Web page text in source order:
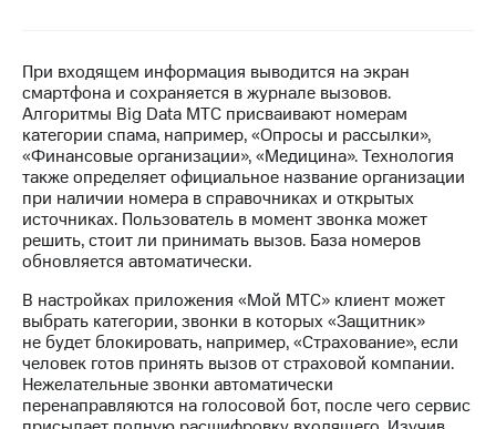
Новости
в
регионе
и акционерам
Корпоративное
управление
Корпоративный
секретарь
Раскрытие
информации
Информация
акционерам
Документы
ПАО
"МТС"
При входящем информация выводится на экран
смартфона и сохраняется в журнале вызовов.
Алгоритмы Big Data МТС присваивают номерам
категории спама, например, «Опросы и рассылки»,
«Финансовые организации», «Медицина». Технология
также определяет официальное название организации
при наличии номера в справочниках и открытых
источниках. Пользователь в момент звонка может
решить, стоит ли принимать вызов. База номеров
обновляется автоматически.
В настройках приложения «Мой МТС» клиент может
выбрать категории, звонки в которых «Защитник»
не будет блокировать, например, «Страхование», если
человек готов принять вызов от страховой компании.
Нежелательные звонки автоматически
перенаправляются на голосовой бот, после чего сервис